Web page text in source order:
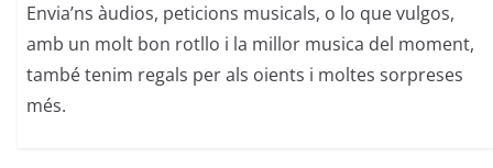
Envia’ns àudios, peticions musicals, o lo que vulgos,
amb un molt bon rotllo i la millor musica del moment,
també tenim regals per als oients i moltes sorpreses
més.